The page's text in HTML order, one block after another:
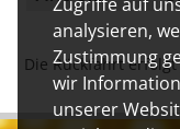
analysieren,
Zustimmung
wir
unserer
Die Rückfahrt